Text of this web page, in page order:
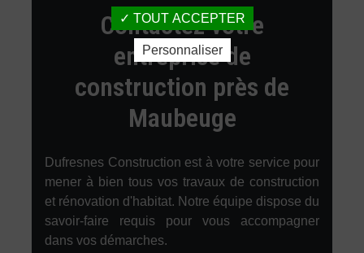
Contactez votre
entreprise de
construction près de
Maubeuge
Dufresnes Construction est à votre service pour
mener à bien tous vos travaux de construction
et rénovation d'habitat. Notre équipe dispose du
savoir-faire requis pour vous accompagner
dans vos démarches.
TOUT ACCEPTER
Personnaliser